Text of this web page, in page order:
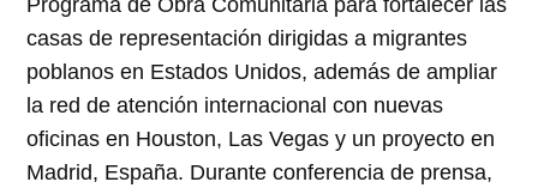
Programa de Obra Comunitaria para fortalecer las
casas de representación dirigidas a migrantes
poblanos en Estados Unidos, además de ampliar
la red de atención internacional con nuevas
oficinas en Houston, Las Vegas y un proyecto en
Madrid, España. Durante conferencia de prensa,